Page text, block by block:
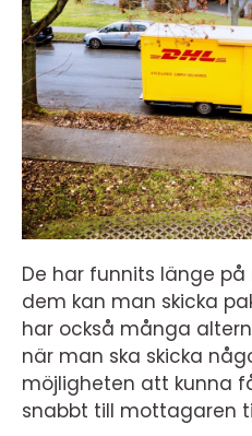
De har funnits länge
dem kan man skicka
har också många
när man ska skicka
möjligheten att kunna
snabbt till mottagaren